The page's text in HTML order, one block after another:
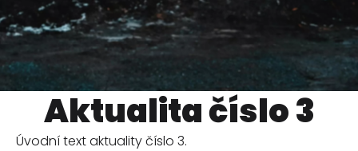
Aktualita číslo 3
Úvodní text aktuality číslo 3.